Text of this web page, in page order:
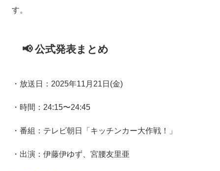
す。
📢 公式発表まとめ
・放送日：2025年11月21日(金)
・時間：24:15〜24:45
・番組：テレビ朝日「キッチンカー大作戦！」
・出演：伊藤伊ゆず、宮腰友里亜